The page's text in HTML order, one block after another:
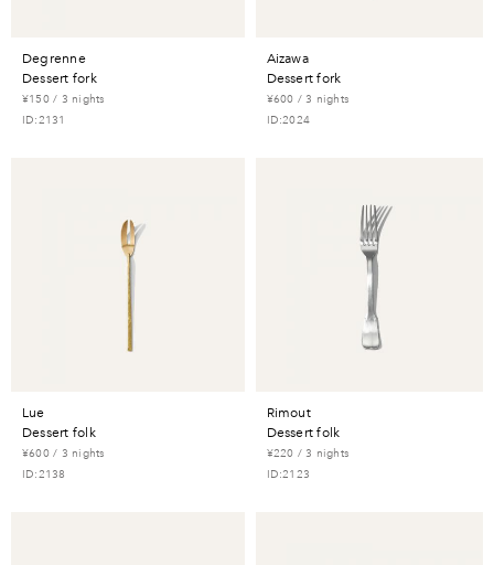
degrenne
dessert fork
¥150 / 3 nights
ID:2131
aizawa
dessert fork
¥600 / 3 nights
ID:2024
lue
dessert folk
¥600 / 3 nights
ID:2138
rimout
dessert folk
¥220 / 3 nights
ID:2123